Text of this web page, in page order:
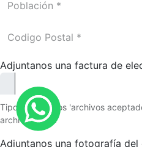
Adjuntanos una factura de
Tipo de archivos 'archivos
archivo: 2 MB.
Adjuntanos una fotografía